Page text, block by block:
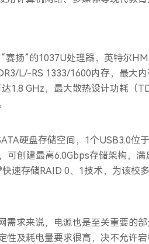
扬”的1037U处理器，英特尔
L/-RS 1333/1600内存，最大
1.8 GHz，最大散热设计功耗（
硬盘存储空间，1个USB3.0位
可创建最高6.0Gbps存储架构，
速存储RAID 0、1技术，为该校
需求来说，电源也是至关重要的
性及耗电量要求很高，决不允许